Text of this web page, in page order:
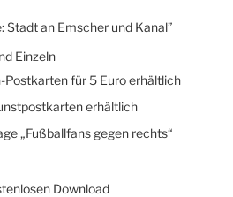
Stadt an Emscher und Kanal”
Einzeln
Postkarten für 5 Euro erhältlich
erhältlich
„Fußballfans gegen rechts“
Download